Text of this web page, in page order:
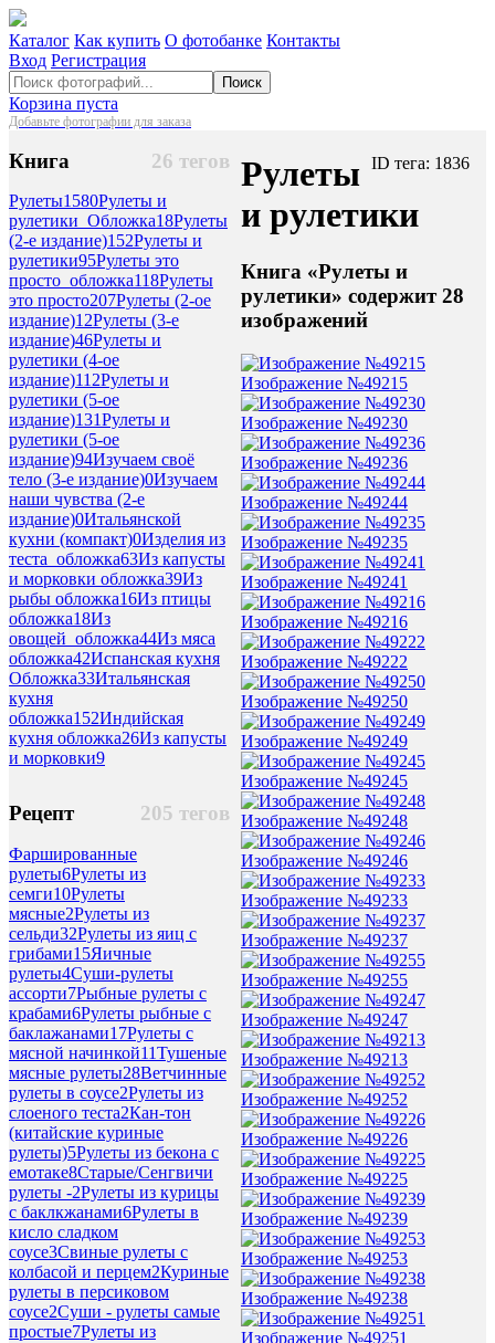
Каталог Как купить О фотобанке Контакты
Вход Регистрация
Поиск
Корзина пуста
Добавьте фотографии для заказа
26 тегов
Книга
Рулеты1580Рулеты и
рулетики_Обложка18Рулеты
(2-е издание)152Рулеты и
рулетики95Рулеты это
просто_обложка118Рулеты
это просто207Рулеты (2-ое
издание)12Рулеты (3-е
издание)46Рулеты и
рулетики (4-ое
издание)112Рулеты и
рулетики (5-ое
издание)131Рулеты и
рулетики (5-ое
издание)94Изучаем своё
тело (3-е издание)0Изучаем
наши чувства (2-е
издание)0Итальянской
кухни (компакт)0Изделия из
теста_обложка63Из капусты
и морковки обложка39Из
рыбы обложка16Из птицы
обложка18Из
овощей_обложка44Из мяса
обложка42Испанская кухня
Обложка33Итальянская
кухня
обложка152Индийская
кухня обложка26Из капусты
и морковки9
205 тегов
Рецепт
Фаршированные
рулеты6Рулеты из
семги10Рулеты
мясные2Рулеты из
сельди32Рулеты из яиц с
грибами15Яичные
рулеты4Суши-рулеты
ассорти7Рыбные рулеты с
крабами6Рулеты рыбные с
баклажанами17Рулеты с
мясной начинкой11Тушеные
мясные рулеты28Ветчинные
рулеты в соусе2Рулеты из
слоеного теста2Кан-тон
(китайские куриные
рулеты)5Рулеты из бекона с
емотаке8Старые/Сенгвичи
рулеты -2Рулеты из курицы
с баклкжанами6Рулеты в
кисло сладком
соусе3Свиные рулеты с
колбасой и перцем2Куриные
рулеты в персиковом
соусе2Суши - рулеты самые
простые7Рулеты из
ID тега: 1836
Рулеты
и рулетики
Книга «Рулеты и
рулетики» содержит 28
изображений
Изображение №49215
Изображение №49230
Изображение №49236
Изображение №49244
Изображение №49235
Изображение №49241
Изображение №49216
Изображение №49222
Изображение №49250
Изображение №49249
Изображение №49245
Изображение №49248
Изображение №49246
Изображение №49233
Изображение №49237
Изображение №49255
Изображение №49247
Изображение №49213
Изображение №49252
Изображение №49226
Изображение №49225
Изображение №49239
Изображение №49253
Изображение №49238
Изображение №49251